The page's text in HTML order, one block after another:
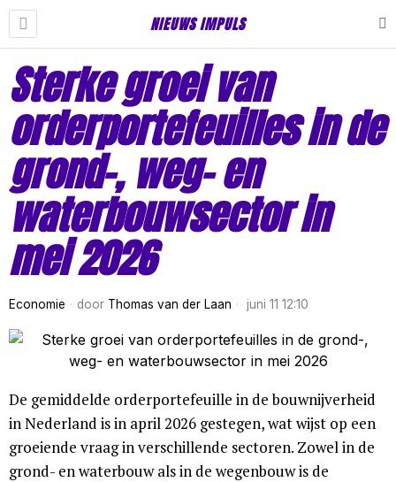
NIEUWS IMPULS
Sterke groei van
orderportefeuilles in de
grond-, weg- en
waterbouwsector in
mei 2026
Economie door Thomas van der Laan juni 11 12:10
De gemiddelde orderportefeuille in de bouwnijverheid
in Nederland is in april 2026 gestegen, wat wijst op een
groeiende vraag in verschillende sectoren. Zowel in de
grond- en waterbouw als in de wegenbouw is de